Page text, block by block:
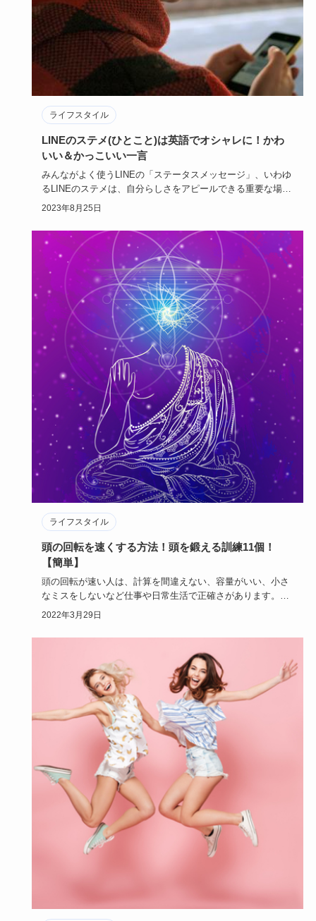
ライフスタイル
LINEのステメ(ひとこと)は英語でオシャレに！かわ
いい＆かっこいい一言
みんながよく使うLINEの「ステータスメッセージ」、いわゆ
るLINEのステメは、自分らしさをアピールできる重要な場所
です。…
2023年8月25日
ライフスタイル
頭の回転を速くする方法！頭を鍛える訓練11個！
【簡単】
頭の回転が速い人は、計算を間違えない、容量がいい、小さ
なミスをしないなど仕事や日常生活で正確さがあります。
頭の回転を速…
2022年3月29日